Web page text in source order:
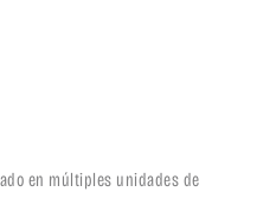
en múltiples unidades de